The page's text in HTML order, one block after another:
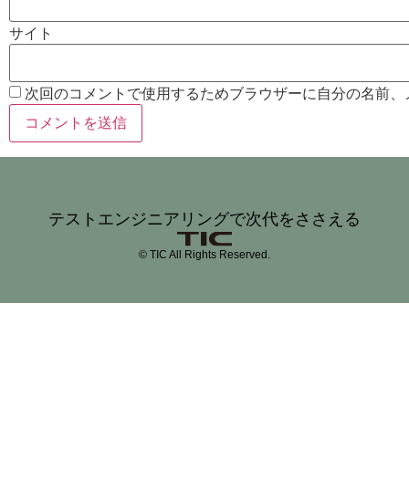
サイト
次回のコメントで使用するためブラウザーに自分の名前
テストエンジニアリングで次代をささえる
© TIC All Rights Reserved.